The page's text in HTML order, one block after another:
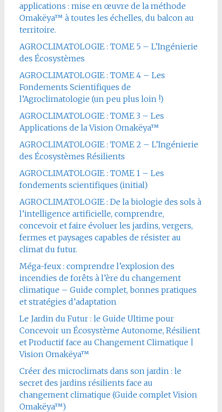
applications : mise en œuvre de la méthode
Omakëya™ à toutes les échelles, du balcon au
territoire.
AGROCLIMATOLOGIE : TOME 5 – L’Ingénierie
des Écosystèmes
AGROCLIMATOLOGIE : TOME 4 – Les
Fondements Scientifiques de
l’Agroclimatologie (un peu plus loin !)
AGROCLIMATOLOGIE : TOME 3 – Les
Applications de la Vision Omakëya™
AGROCLIMATOLOGIE : TOME 2 – L’Ingénierie
des Écosystèmes Résilients
AGROCLIMATOLOGIE : TOME 1 – Les
fondements scientifiques (initial)
AGROCLIMATOLOGIE : De la biologie des sols à
l’intelligence artificielle, comprendre,
concevoir et faire évoluer les jardins, vergers,
fermes et paysages capables de résister au
climat du futur.
Méga-feux : comprendre l’explosion des
incendies de forêts à l’ère du changement
climatique – Guide complet, bonnes pratiques
et stratégies d’adaptation
Le Jardin du Futur : le Guide Ultime pour
Concevoir un Écosystème Autonome, Résilient
et Productif face au Changement Climatique |
Vision Omakëya™
Créer des microclimats dans son jardin : le
secret des jardins résilients face au
changement climatique (Guide complet Vision
Omakëya™)